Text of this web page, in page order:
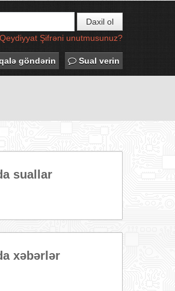
Daxil ol
Qeydiyyat Şifrəni unutmusunuz?
göndərin Sual verin
suallar
xəbərlər